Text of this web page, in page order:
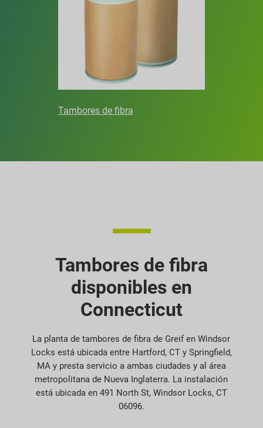
Tambores de fibra
Tambores de fibra
disponibles en
Connecticut
La planta de tambores de fibra de Greif en Windsor
Locks está ubicada entre Hartford, CT y Springfield,
MA y presta servicio a ambas ciudades y al área
metropolitana de Nueva Inglaterra. La instalación
está ubicada en 491 North St, Windsor Locks, CT
06096.